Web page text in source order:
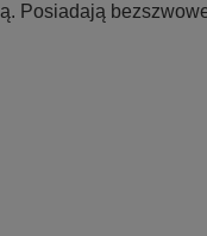
Posiadają